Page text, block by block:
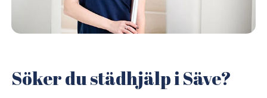
Söker du städhjälp i Säve?